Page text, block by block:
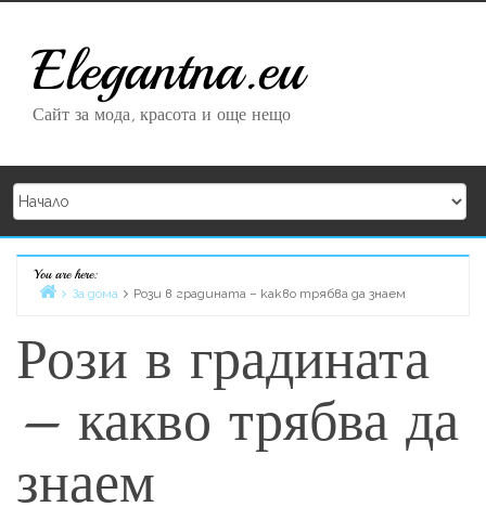
Elegantna.eu
Сайт за мода, красота и още нещо
You are here:
Home
За дома Рози в градината – какво трябва да знаем
Рози в градината
– какво трябва да
знаем